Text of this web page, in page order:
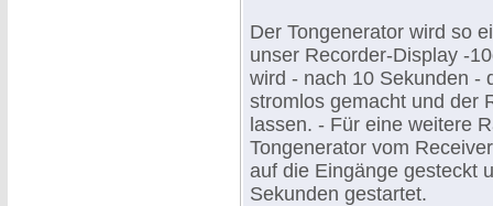
Der Tongenerator wird so
unser Recorder-Display -
wird - nach 10 Sekunden -
stromlos gemacht und der
lassen. - Für eine weitere
Tongenerator vom
auf die Eingänge gesteckt
Sekunden gestartet.